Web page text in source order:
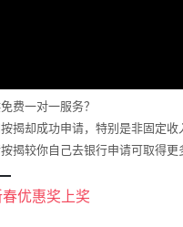
费一对一服务？
揭却成功申请，特别是非固定
揭较你自己去银行申请可取得更
优惠奖上奖